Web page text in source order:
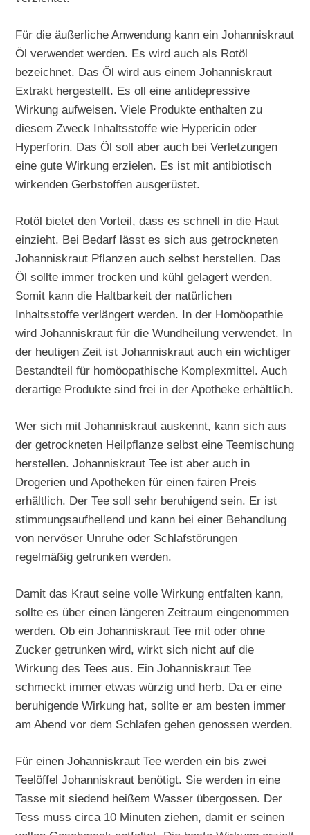
Für die äußerliche Anwendung kann ein Johanniskraut
Öl verwendet werden. Es wird auch als Rotöl
bezeichnet. Das Öl wird aus einem Johanniskraut
Extrakt hergestellt. Es oll eine antidepressive
Wirkung aufweisen. Viele Produkte enthalten zu
diesem Zweck Inhaltsstoffe wie Hypericin oder
Hyperforin. Das Öl soll aber auch bei Verletzungen
eine gute Wirkung erzielen. Es ist mit antibiotisch
wirkenden Gerbstoffen ausgerüstet.
Rotöl bietet den Vorteil, dass es schnell in die Haut
einzieht. Bei Bedarf lässt es sich aus getrockneten
Johanniskraut Pflanzen auch selbst herstellen. Das
Öl sollte immer trocken und kühl gelagert werden.
Somit kann die Haltbarkeit der natürlichen
Inhaltsstoffe verlängert werden. In der Homöopathie
wird Johanniskraut für die Wundheilung verwendet. In
der heutigen Zeit ist Johanniskraut auch ein wichtiger
Bestandteil für homöopathische Komplexmittel. Auch
derartige Produkte sind frei in der Apotheke erhältlich.
Wer sich mit Johanniskraut auskennt, kann sich aus
der getrockneten Heilpflanze selbst eine Teemischung
herstellen. Johanniskraut Tee ist aber auch in
Drogerien und Apotheken für einen fairen Preis
erhältlich. Der Tee soll sehr beruhigend sein. Er ist
stimmungsaufhellend und kann bei einer Behandlung
von nervöser Unruhe oder Schlafstörungen
regelmäßig getrunken werden.
Damit das Kraut seine volle Wirkung entfalten kann,
sollte es über einen längeren Zeitraum eingenommen
werden. Ob ein Johanniskraut Tee mit oder ohne
Zucker getrunken wird, wirkt sich nicht auf die
Wirkung des Tees aus. Ein Johanniskraut Tee
schmeckt immer etwas würzig und herb. Da er eine
beruhigende Wirkung hat, sollte er am besten immer
am Abend vor dem Schlafen gehen genossen werden.
Für einen Johanniskraut Tee werden ein bis zwei
Teelöffel Johanniskraut benötigt. Sie werden in eine
Tasse mit siedend heißem Wasser übergossen. Der
Tess muss circa 10 Minuten ziehen, damit er seinen